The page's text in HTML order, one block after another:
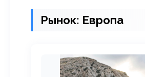
Рынок: Европа